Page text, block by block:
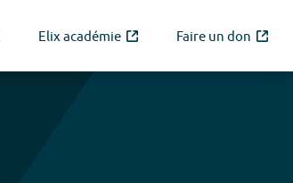
Elix académie Faire un don